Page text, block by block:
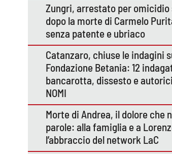
Zungri, arrestato per omicidio
dopo la morte di Carmelo
senza patente e ubriaco
Catanzaro, chiuse le indagini
Fondazione Betania: 12
bancarotta, dissesto e
NOMI
Morte di Andrea, il dolore che
parole: alla famiglia e a
l’abbraccio del network LaC